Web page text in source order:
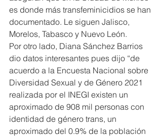
es donde más transfeminicidios se han
documentado. Le siguen Jalisco,
Morelos, Tabasco y Nuevo León.
Por otro lado, Diana Sánchez Barrios
dio datos interesantes pues dijo “de
acuerdo a la Encuesta Nacional sobre
Diversidad Sexual y de Género 2021
realizada por el INEGI existen un
aproximado de 908 mil personas con
identidad de género trans, un
aproximado del 0.9% de la población